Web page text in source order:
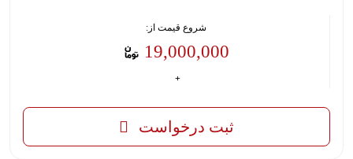
شروع قیمت از:
19,000,000
ثبت درخواست